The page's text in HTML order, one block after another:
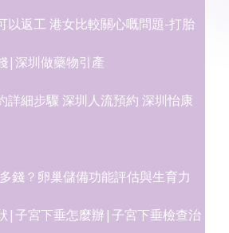
以返工 港女比較關心嘅問題-打胎
|深圳做藥物引產
詳細步驟 深圳人流預約 深圳怡康
錢？卵巢儲備功能評估與生育力
|子宮下垂怎麼辦|子宮下垂檢查治